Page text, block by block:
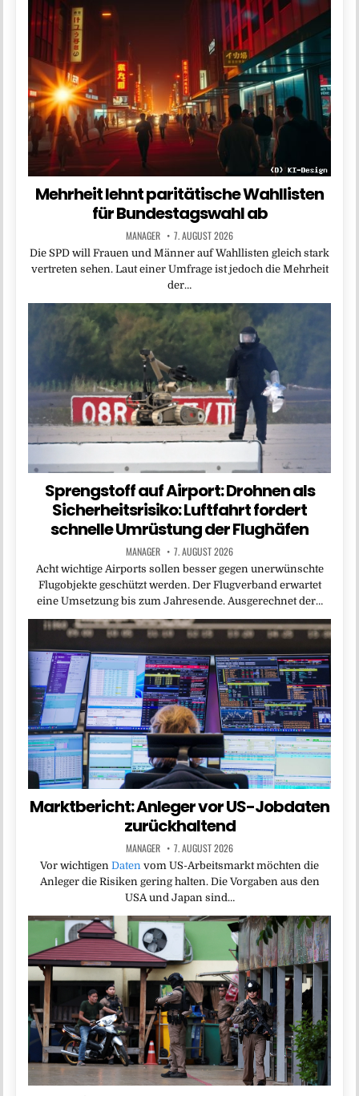
Mehrheit lehnt paritätische Wahllisten
für Bundestagswahl ab
MANAGER 7. AUGUST 2026
Die SPD will Frauen und Männer auf Wahllisten gleich stark
vertreten sehen. Laut einer Umfrage ist jedoch die Mehrheit
der…
Sprengstoff auf Airport: Drohnen als
Sicherheitsrisiko: Luftfahrt fordert
schnelle Umrüstung der Flughäfen
MANAGER 7. AUGUST 2026
Acht wichtige Airports sollen besser gegen unerwünschte
Flugobjekte geschützt werden. Der Flugverband erwartet
eine Umsetzung bis zum Jahresende. Ausgerechnet der…
Marktbericht: Anleger vor US-Jobdaten
zurückhaltend
MANAGER 7. AUGUST 2026
Vor wichtigen Daten vom US-Arbeitsmarkt möchten die
Anleger die Risiken gering halten. Die Vorgaben aus den
USA und Japan sind…